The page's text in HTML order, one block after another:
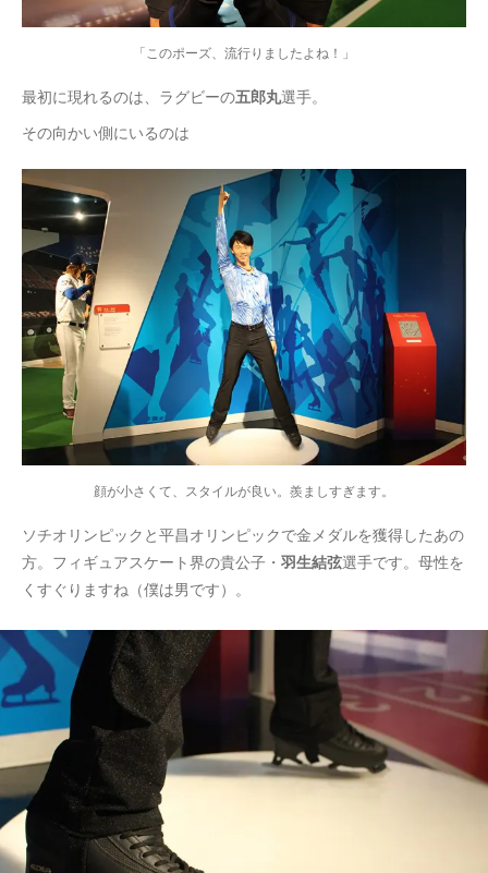
「このポーズ、流行りましたよね！」
最初に現れるのは、ラグビーの五郎丸選手。
その向かい側にいるのは
顔が小さくて、スタイルが良い。羨ましすぎます。
ソチオリンピックと平昌オリンピックで金メダルを獲得したあの
方。フィギュアスケート界の貴公子・ 羽生結弦選手です。母性を
くすぐりますね（僕は男です）。